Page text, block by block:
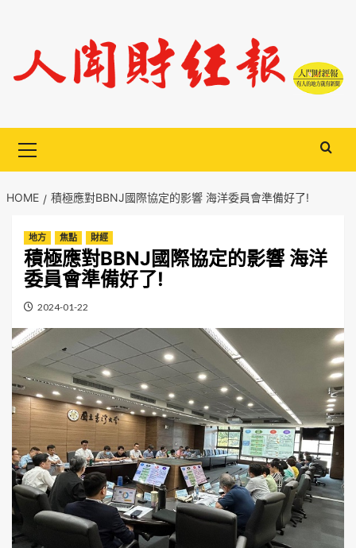
content
Menu
HOME 積極應對BBNJ國際協定的影響 海洋委員會準備好了!
地方 焦點 財經
積極應對BBNJ國際協定的影響 海洋
委員會準備好了!
2024-01-22